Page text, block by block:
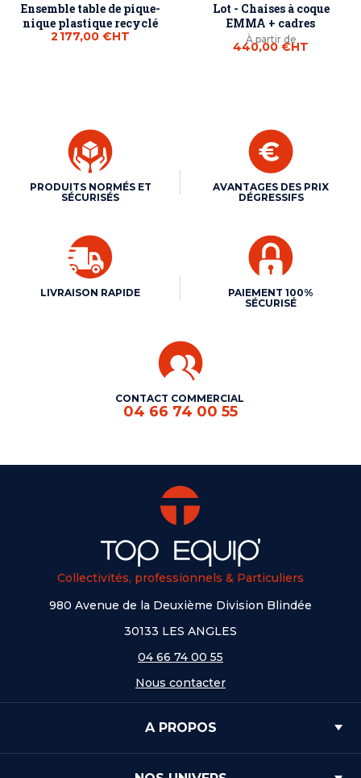
Ensemble table de pique-
nique plastique recyclé
2 177,00 €HT
Lot - Chaises à coque
EMMA + cadres
À partir de
440,00 €HT
PRODUITS NORMÉS ET
SÉCURISÉS
AVANTAGES DES PRIX
DÉGRESSIFS
LIVRAISON RAPIDE
PAIEMENT 100%
SÉCURISÉ
CONTACT COMMERCIAL
04 66 74 00 55
Collectivités, professionnels & Particuliers
980 Avenue de la Deuxième Division Blindée
30133 LES ANGLES
04 66 74 00 55
Nous contacter
A PROPOS